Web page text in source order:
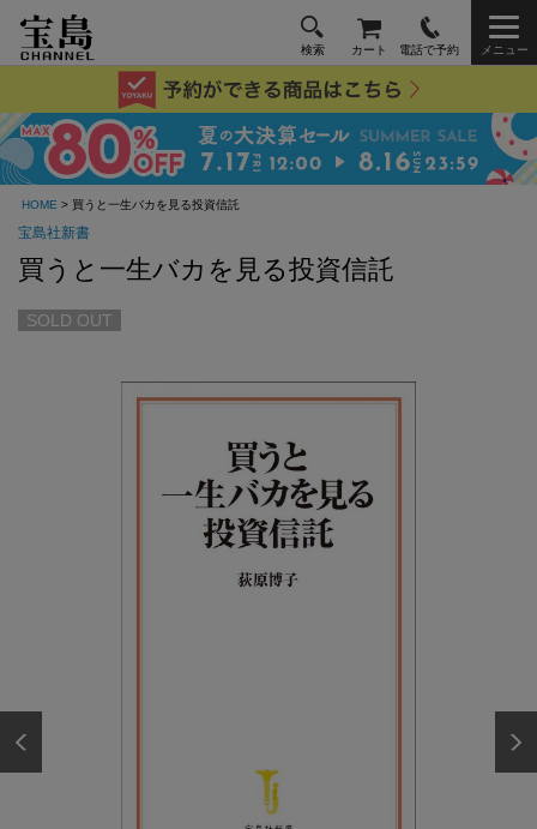
検索 カート 電話で予約 メニュー
HOME > 買うと一生バカを見る投資信託
宝島社新書
買うと一生バカを見る投資信託
SOLD OUT